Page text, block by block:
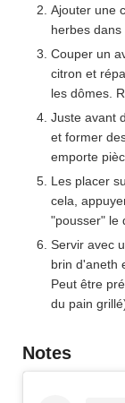
Ajouter une
herbes dans
Couper un
citron et
les dômes.
Juste avant
et former
emporte
Les placer
cela,
"pousser" le
Servir avec
brin d'aneth
Peut être
du pain
Notes